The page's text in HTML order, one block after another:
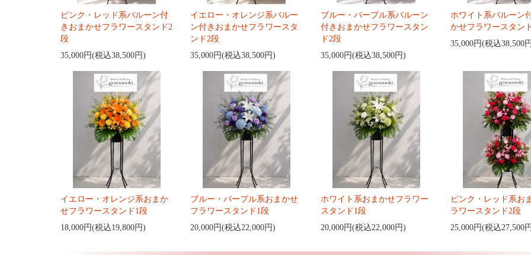
ピンク・レッド系バルーン付
きおまかせフラワースタンド2
段
35,000円(税込38,500円)
イエロー・オレンジ系バルー
ン付きおまかせフラワースタ
ンド2段
35,000円(税込38,500円)
ブルー・パープル系バルーン
付きおまかせフラワースタン
ド2段
35,000円(税込38,500円)
ホワイト系バルーン
かせフラワースタン
35,000円(税込38,500
イエロー・オレンジ系おまか
せフラワースタンド1段
18,000円(税込19,800円)
ブルー・パープル系おまかせ
フラワースタンド1段
20,000円(税込22,000円)
ホワイト系おまかせフラワー
スタンド1段
20,000円(税込22,000円)
ピンク・レッド系お
ラワースタンド2段
25,000円(税込27,500